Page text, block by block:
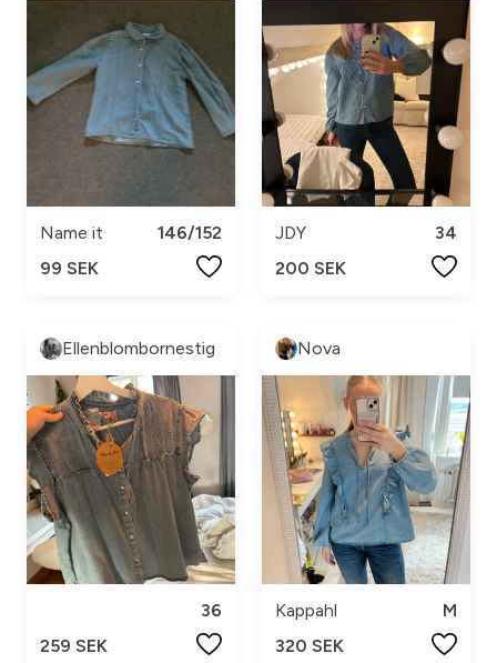
Name it
146/152
99 SEK
JDY
34
200 SEK
Ellenblombornestig
36
259 SEK
Nova
Kappahl
M
320 SEK